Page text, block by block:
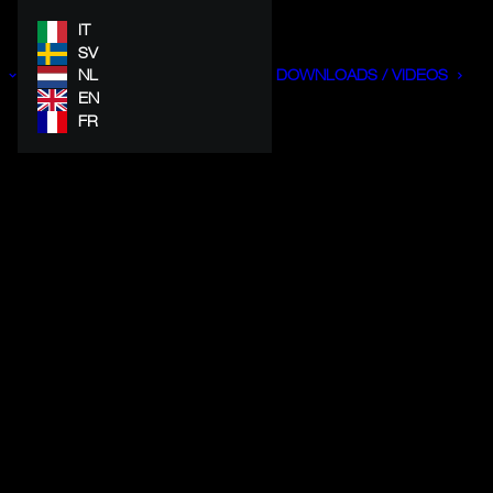
IT
SV
NL
EN
FR
DOWNLOADS / VIDEOS